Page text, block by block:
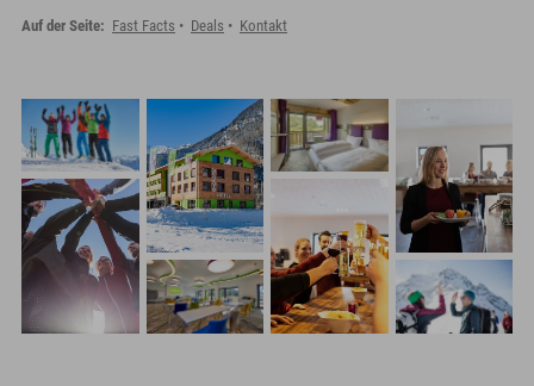
Auf der Seite: Fast Facts Deals Kontakt